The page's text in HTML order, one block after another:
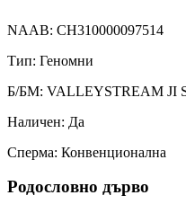
NAAB: CH310000097514
Тип: Геномни
Б/БМ: VALLEYSTREAM JI
Наличен: Да
Сперма: Конвенционална
Родословно дърво